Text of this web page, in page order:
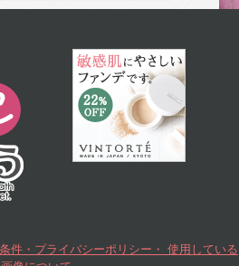
件・プライバシーポリシー・ 使用している